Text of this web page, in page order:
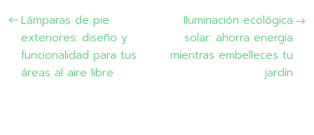
Lámparas de pie
exteriores: diseño y
funcionalidad para tus
áreas al aire libre
Iluminación ecológica
solar: ahorra energía
mientras embelleces tu
jardín